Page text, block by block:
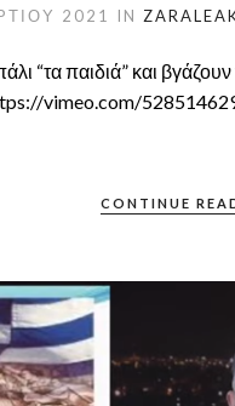
2021 IN
“τα παιδιά” και
vimeo.com/528514629
CONTINUE